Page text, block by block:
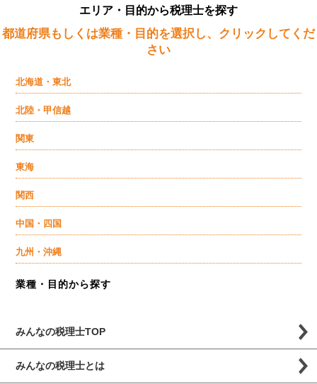
エリア・目的から税理士を探す
都道府県もしくは業種・目的を選択し、クリックしてくだ
さい
北海道・東北
北陸・甲信越
関東
東海
関西
中国・四国
九州・沖縄
業種・目的から探す
みんなの税理士TOP
みんなの税理士とは